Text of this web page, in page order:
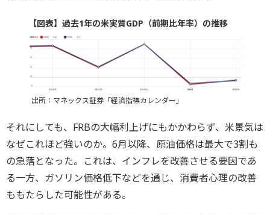
【図表】過去1年の米実質GDP（前期比年率）の推移
出所：マネックス証券「経済指標カレンダー」
それにしても、FRBの大幅利上げにもかかわらず、米景気は
なぜこれほど強いのか。6月以降、原油価格は最大で3割も
の急落となった。これは、インフレを改善させる要因であ
る一方、ガソリン価格低下などを通じ、消費者心理の改善
ももたらした可能性がある。